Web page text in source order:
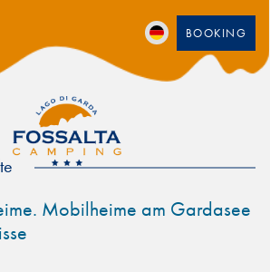
BOOKING
Mobilheime am Gardasee